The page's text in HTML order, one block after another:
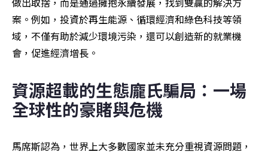
案。例如，投資於再生能源、循環經濟和綠色科技等領
域，不僅有助於減少環境污染，還可以創造新的就業機
會，促進經濟增長。
資源超載的生態龐氏騙局：一場
全球性的豪賭與危機
馬席斯認為，世界上大多數國家並未充分重視資源問題，